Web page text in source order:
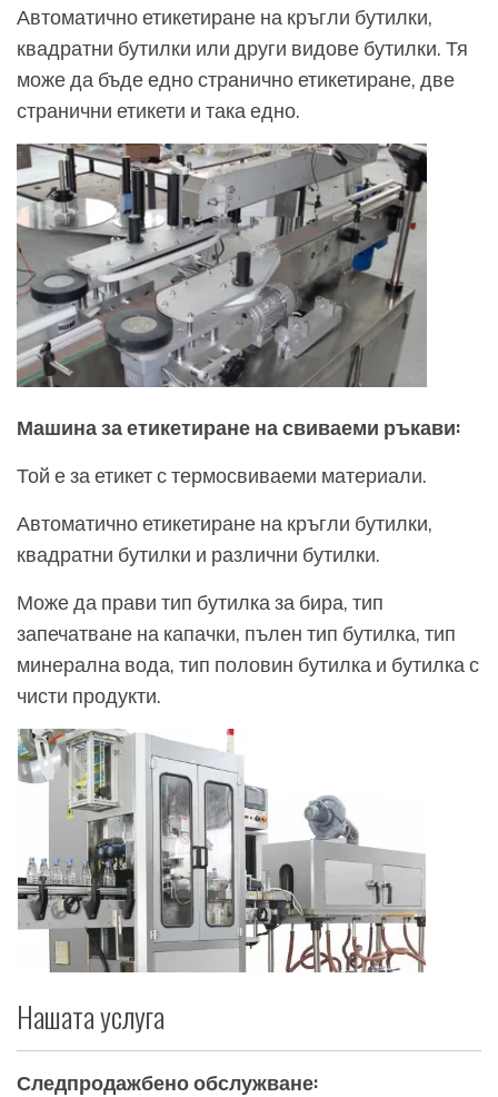
Автоматично етикетиране на кръгли бутилки,
квадратни бутилки или други видове бутилки. Тя
може да бъде едно странично етикетиране, две
странични етикети и така едно.
Машина за етикетиране на свиваеми ръкави:
Той е за етикет с термосвиваеми материали.
Автоматично етикетиране на кръгли бутилки,
квадратни бутилки и различни бутилки.
Може да прави тип бутилка за бира, тип
запечатване на капачки, пълен тип бутилка, тип
минерална вода, тип половин бутилка и бутилка с
чисти продукти.
Нашата услуга
Следпродажбено обслужване: